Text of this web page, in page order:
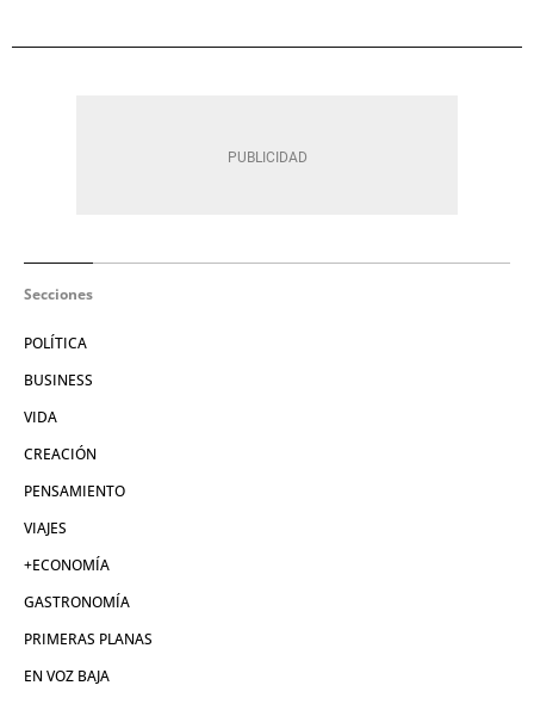
Secciones
POLÍTICA
BUSINESS
VIDA
CREACIÓN
PENSAMIENTO
VIAJES
+ECONOMÍA
GASTRONOMÍA
PRIMERAS PLANAS
EN VOZ BAJA